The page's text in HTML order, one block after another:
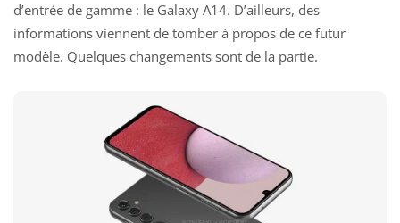
d’entrée de gamme : le Galaxy A14. D’ailleurs, des
informations viennent de tomber à propos de ce futur
modèle. Quelques changements sont de la partie.